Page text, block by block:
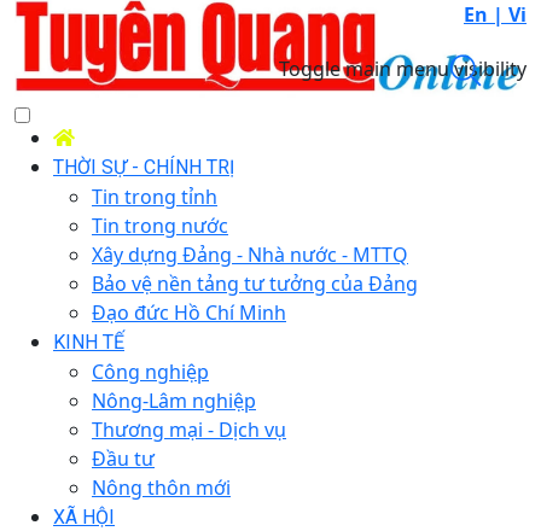
En | Vi
Toggle main menu visibility
THỜI SỰ - CHÍNH TRỊ
Tin trong tỉnh
Tin trong nước
Xây dựng Đảng - Nhà nước - MTTQ
Bảo vệ nền tảng tư tưởng của Đảng
Đạo đức Hồ Chí Minh
KINH TẾ
Công nghiệp
Nông-Lâm nghiệp
Thương mại - Dịch vụ
Đầu tư
Nông thôn mới
XÃ HỘI